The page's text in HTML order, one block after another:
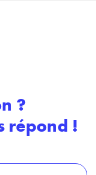
?
répond !